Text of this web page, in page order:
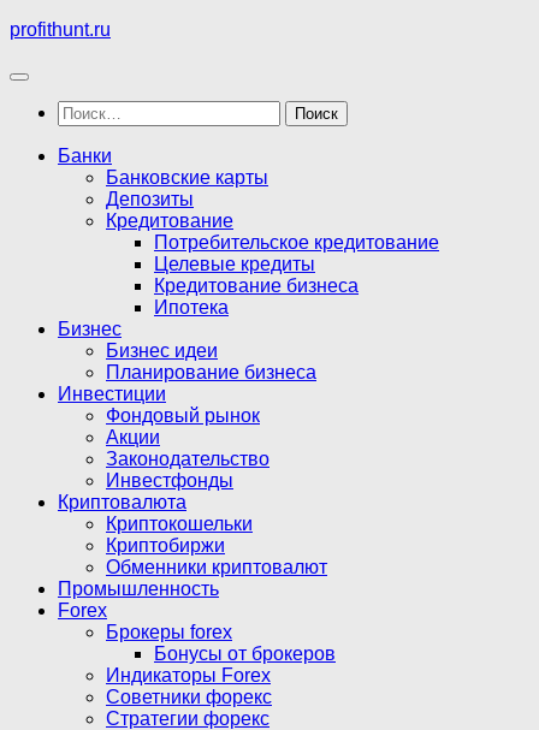
Перейти
содержимому
profithunt.ru
Найти:
Банки
Банковские карты
Депозиты
Кредитование
Потребительское кредитование
Целевые кредиты
Кредитование бизнеса
Ипотека
Бизнес
Бизнес идеи
Планирование бизнеса
Инвестиции
Фондовый рынок
Акции
Законодательство
Инвестфонды
Криптовалюта
Криптокошельки
Криптобиржи
Обменники криптовалют
Промышленность
Forex
Брокеры forex
Бонусы от брокеров
Индикаторы Forex
Советники форекс
Стратегии форекс